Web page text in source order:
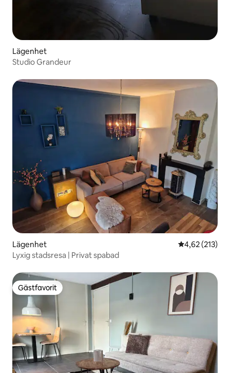
Lägenhet
Studio Grandeur
Lägenhet 4,62 av 5 i
4,62 (213)
Lyxig stadsresa | Privat spabad
Gästfavorit
Gästfavorit